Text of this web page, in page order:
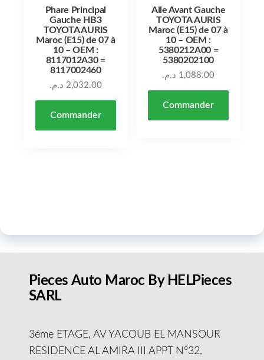
Phare Principal
Gauche HB3
TOYOTA AURIS
Maroc (E15) de 07 à
10 – OEM :
8117012A30 =
8117002460
2,032.00 د.م.
Commander
Aile Avant Gauche
TOYOTA AURIS
Maroc (E15) de 07 à
10 – OEM :
5380212A00 =
5380202100
1,088.00 د.م.
Commander
Pieces Auto Maroc By HELPieces
SARL
3éme ETAGE, AV YACOUB EL MANSOUR
RESIDENCE AL AMIRA III APPT N°32,